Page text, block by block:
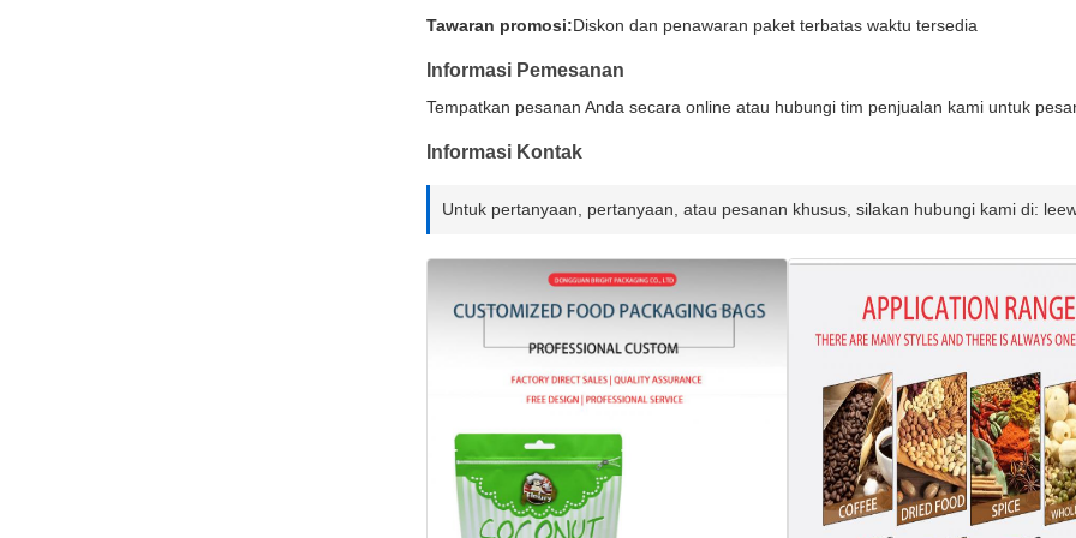
Tawaran promosi:Diskon dan penawaran paket terbatas waktu tersedia
Informasi Pemesanan
Tempatkan pesanan Anda secara online atau hubungi tim penjualan kami untuk
Informasi Kontak
Untuk pertanyaan, pertanyaan, atau pesanan khusus, silakan hubungi kami di: